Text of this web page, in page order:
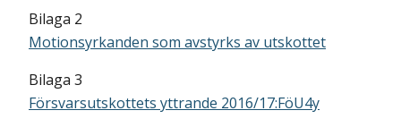
Bilaga 2
Motionsyrkanden som avstyrks av utskottet
Bilaga 3
Försvarsutskottets yttrande 2016/17:FöU4y